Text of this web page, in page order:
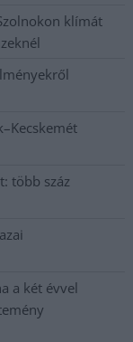
klímát
több száz
a két évvel